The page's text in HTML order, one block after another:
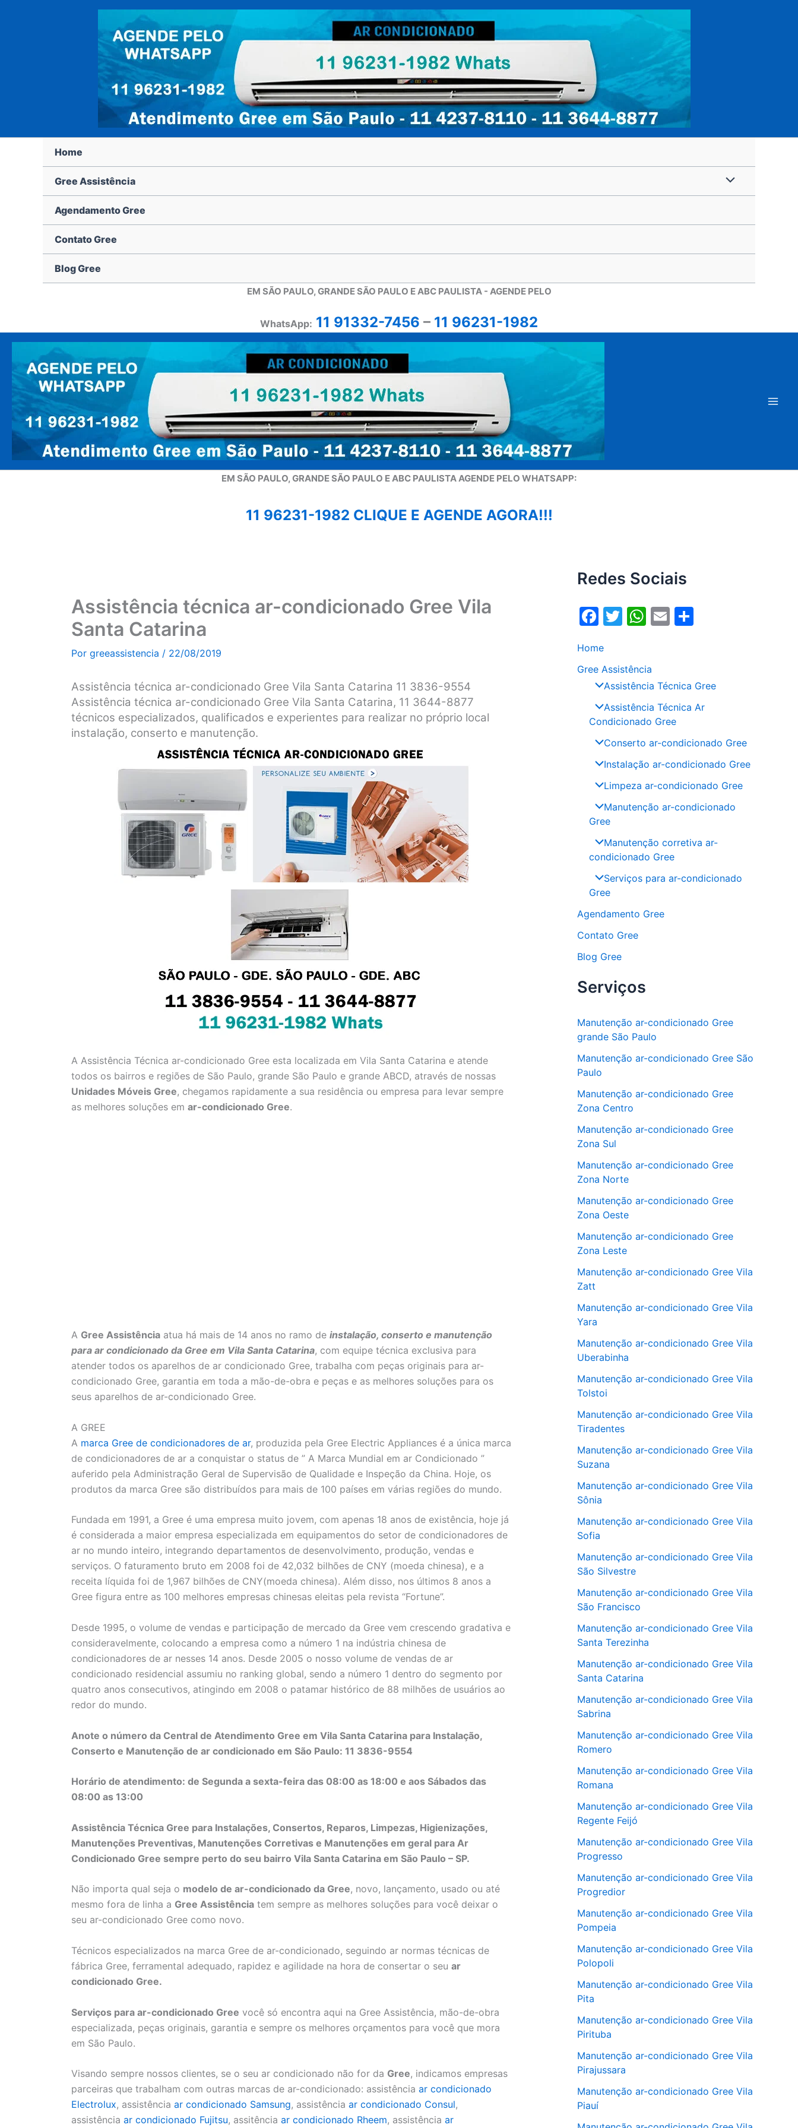
Home
Gree Assistência
Agendamento Gree
Contato Gree
Blog Gree
EM SÃO PAULO, GRANDE SÃO PAULO E ABC PAULISTA - AGENDE PELO
WhatsApp: 11 91332-7456 – 11 96231-1982
EM SÃO PAULO, GRANDE SÃO PAULO E ABC PAULISTA AGENDE PELO WHATSAPP:
11 96231-1982 CLIQUE E AGENDE AGORA!!!
Assistência técnica ar-condicionado Gree Vila
Santa Catarina
Por greeassistencia / 22/08/2019
Assistência técnica ar-condicionado Gree Vila Santa Catarina 11 3836-9554
Assistência técnica ar-condicionado Gree Vila Santa Catarina, 11 3644-8877
técnicos especializados, qualificados e experientes para realizar no próprio local
instalação, conserto e manutenção.
A Assistência Técnica ar-condicionado Gree esta localizada em Vila Santa Catarina e atende
todos os bairros e regiões de São Paulo, grande São Paulo e grande ABCD, através de nossas
Unidades Móveis Gree, chegamos rapidamente a sua residência ou empresa para levar sempre
as melhores soluções em ar-condicionado Gree.
A Gree Assistência atua há mais de 14 anos no ramo de instalação, conserto e manutenção
para ar condicionado da Gree em Vila Santa Catarina, com equipe técnica exclusiva para
atender todos os aparelhos de ar condicionado Gree, trabalha com peças originais para ar-
condicionado Gree, garantia em toda a mão-de-obra e peças e as melhores soluções para os
seus aparelhos de ar-condicionado Gree.
A GREE
A marca Gree de condicionadores de ar, produzida pela Gree Electric Appliances é a única marca
de condicionadores de ar a conquistar o status de ” A Marca Mundial em ar Condicionado ”
auferido pela Administração Geral de Supervisão de Qualidade e Inspeção da China. Hoje, os
produtos da marca Gree são distribuídos para mais de 100 países em várias regiões do mundo.
Fundada em 1991, a Gree é uma empresa muito jovem, com apenas 18 anos de existência, hoje já
é considerada a maior empresa especializada em equipamentos do setor de condicionadores de
ar no mundo inteiro, integrando departamentos de desenvolvimento, produção, vendas e
serviços. O faturamento bruto em 2008 foi de 42,032 bilhões de CNY (moeda chinesa), e a
receita líquida foi de 1,967 bilhões de CNY(moeda chinesa). Além disso, nos últimos 8 anos a
Gree figura entre as 100 melhores empresas chinesas eleitas pela revista “Fortune”.
Desde 1995, o volume de vendas e participação de mercado da Gree vem crescendo gradativa e
consideravelmente, colocando a empresa como a número 1 na indústria chinesa de
condicionadores de ar nesses 14 anos. Desde 2005 o nosso volume de vendas de ar
condicionado residencial assumiu no ranking global, sendo a número 1 dentro do segmento por
quatro anos consecutivos, atingindo em 2008 o patamar histórico de 88 milhões de usuários ao
redor do mundo.
Anote o número da Central de Atendimento Gree em Vila Santa Catarina para Instalação,
Conserto e Manutenção de ar condicionado em São Paulo: 11 3836-9554
Horário de atendimento: de Segunda a sexta-feira das 08:00 as 18:00 e aos Sábados das
08:00 as 13:00
Assistência Técnica Gree para Instalações, Consertos, Reparos, Limpezas, Higienizações,
Manutenções Preventivas, Manutenções Corretivas e Manutenções em geral para Ar
Condicionado Gree sempre perto do seu bairro Vila Santa Catarina em São Paulo – SP.
Não importa qual seja o modelo de ar-condicionado da Gree, novo, lançamento, usado ou até
mesmo fora de linha a Gree Assistência tem sempre as melhores soluções para você deixar o
seu ar-condicionado Gree como novo.
Técnicos especializados na marca Gree de ar-condicionado, seguindo ar normas técnicas de
fábrica Gree, ferramental adequado, rapidez e agilidade na hora de consertar o seu ar
condicionado Gree.
Serviços para ar-condicionado Gree você só encontra aqui na Gree Assistência, mão-de-obra
especializada, peças originais, garantia e sempre os melhores orçamentos para você que mora
em São Paulo.
Visando sempre nossos clientes, se o seu ar condicionado não for da Gree, indicamos empresas
parceiras que trabalham com outras marcas de ar-condicionado: assistência ar condicionado
Electrolux, assistência ar condicionado Samsung, assistência ar condicionado Consul,
assistência ar condicionado Fujitsu, assitência ar condicionado Rheem, assistência ar
Redes Sociais
F
c
e
b
o
o
k
T
er
W
s
A
p
p
E
Home
Gree Assistência
Assistência Técnica Gree
Assistência Técnica Ar
Condicionado Gree
Conserto ar-condicionado Gree
Instalação ar-condicionado Gree
Limpeza ar-condicionado Gree
Manutenção ar-condicionado
Gree
Manutenção corretiva ar-
condicionado Gree
Serviços para ar-condicionado
Gree
Agendamento Gree
Contato Gree
Blog Gree
Serviços
Manutenção ar-condicionado Gree
grande São Paulo
Manutenção ar-condicionado Gree São
Paulo
Manutenção ar-condicionado Gree
Zona Centro
Manutenção ar-condicionado Gree
Zona Sul
Manutenção ar-condicionado Gree
Zona Norte
Manutenção ar-condicionado Gree
Zona Oeste
Manutenção ar-condicionado Gree
Zona Leste
Manutenção ar-condicionado Gree Vila
Zatt
Manutenção ar-condicionado Gree Vila
Yara
Manutenção ar-condicionado Gree Vila
Uberabinha
Manutenção ar-condicionado Gree Vila
Tolstoi
Manutenção ar-condicionado Gree Vila
Tiradentes
Manutenção ar-condicionado Gree Vila
Suzana
Manutenção ar-condicionado Gree Vila
Sônia
Manutenção ar-condicionado Gree Vila
Sofia
Manutenção ar-condicionado Gree Vila
São Silvestre
Manutenção ar-condicionado Gree Vila
São Francisco
Manutenção ar-condicionado Gree Vila
Santa Terezinha
Manutenção ar-condicionado Gree Vila
Santa Catarina
Manutenção ar-condicionado Gree Vila
Sabrina
Manutenção ar-condicionado Gree Vila
Romero
Manutenção ar-condicionado Gree Vila
Romana
Manutenção ar-condicionado Gree Vila
Regente Feijó
Manutenção ar-condicionado Gree Vila
Progresso
Manutenção ar-condicionado Gree Vila
Progredior
Manutenção ar-condicionado Gree Vila
Pompeia
Manutenção ar-condicionado Gree Vila
Polopoli
Manutenção ar-condicionado Gree Vila
Pita
Manutenção ar-condicionado Gree Vila
Pirituba
Manutenção ar-condicionado Gree Vila
Pirajussara
Manutenção ar-condicionado Gree Vila
Piauí